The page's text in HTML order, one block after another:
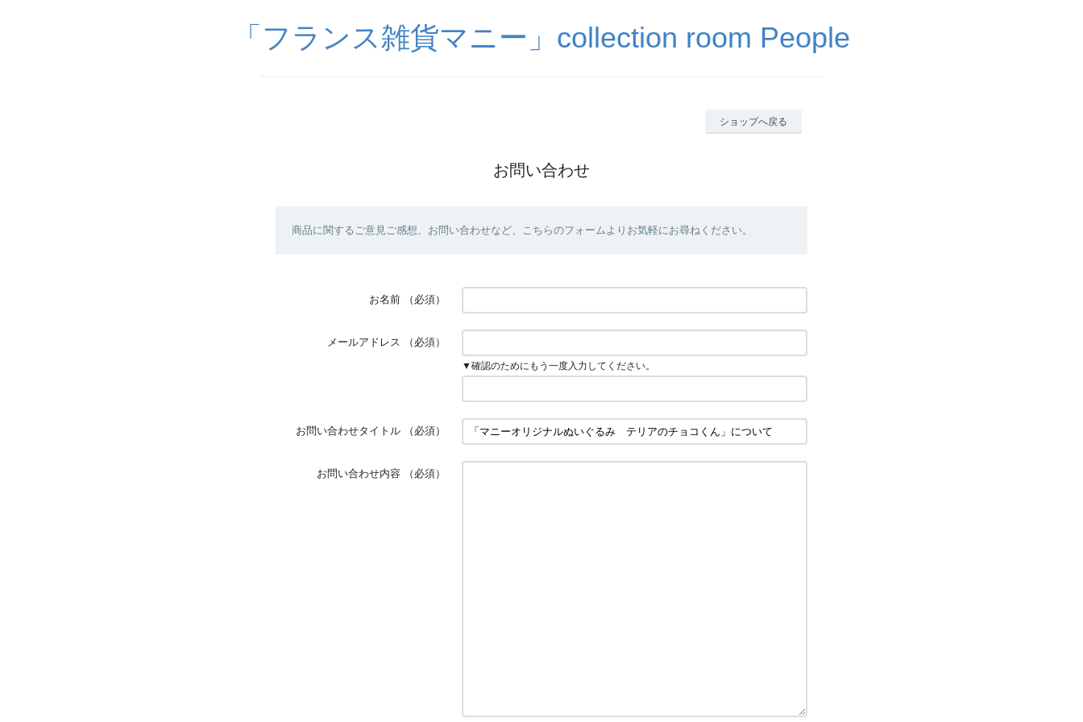
「フランス雑貨マニー」collection room People
ショップへ戻る
お問い合わせ
商品に関するご意見ご感想、お問い合わせなど、こちらのフォームよりお気軽にお尋ねください。
お名前 （必須）
メールアドレス （必須）
▼確認のためにもう一度入力してください。
お問い合わせタイトル （必須）
お問い合わせ内容 （必須）